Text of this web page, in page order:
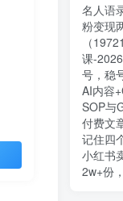
名人语
粉变现
（
课-
号，稳
AI内容
SOP与
付费文
记住四
小红书
2w+份